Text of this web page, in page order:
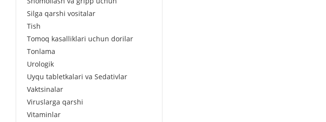
Silga qarshi vositalar
Tish
Tomoq kasalliklari uchun dorilar
Tonlama
Urologik
Uyqu tabletkalari va Sedativlar
Vaktsinalar
Viruslarga qarshi
Vitaminlar